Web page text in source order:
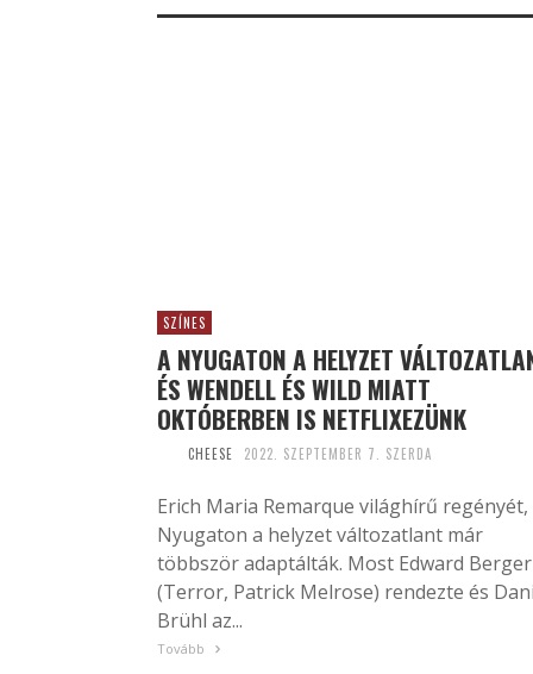
SZÍNES
A NYUGATON A HELYZET
ÉS WENDELL ÉS WILD MIATT
OKTÓBERBEN IS NETFLIXEZÜNK
CHEESE 2022. SZEPTEMBER 7. SZERDA
Erich Maria Remarque világhírű regényét,
Nyugaton a helyzet változatlant már
többször adaptálták. Most Edward Berger
(Terror, Patrick Melrose) rendezte és
Brühl az...
Tovább